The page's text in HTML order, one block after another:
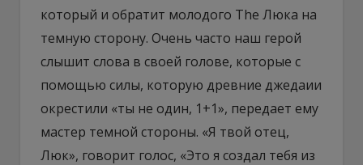
который и обратит молодого The Люка на
темную сторону. Очень часто наш герой
слышит слова в своей голове, которые с
помощью силы, которую древние джедаии
окрестили «ты не один, 1+1», передает ему
мастер темной стороны. «Я твой отец,
Люк», говорит голос, «Это я создал тебя из